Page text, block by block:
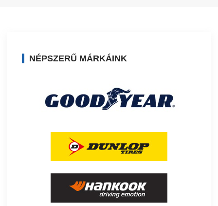
NÉPSZERŰ MÁRKÁINK